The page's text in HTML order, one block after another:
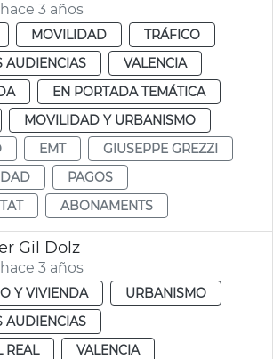
3 años
MOVILIDAD
TRÁFICO
AUDIENCIAS
VALENCIA
EN PORTADA TEMÁTICA
MOVILIDAD Y URBANISMO
EMT
GIUSEPPE GREZZI
PAGOS
ABONAMENTS
Gil Dolz
3 años
Y VIVIENDA
URBANISMO
AUDIENCIAS
REAL
VALENCIA